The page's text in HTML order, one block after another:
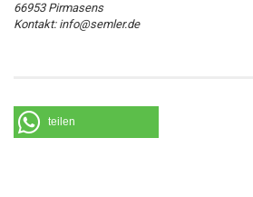
66953 Pirmasens
Kontakt: info@semler.de
teilen